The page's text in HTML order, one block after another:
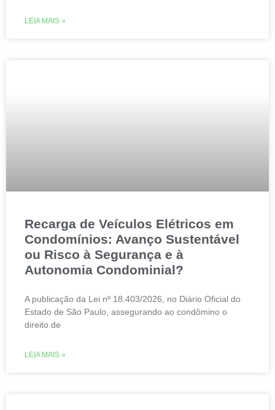
LEIA MAIS »
Recarga de Veículos Elétricos em
Condomínios: Avanço Sustentável
ou Risco à Segurança e à
Autonomia Condominial?
A publicação da Lei nº 18.403/2026, no Diário Oficial do
Estado de São Paulo, assegurando ao condômino o
direito de
LEIA MAIS »